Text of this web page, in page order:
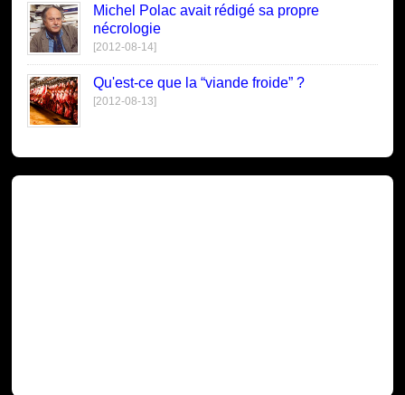
Michel Polac avait rédigé sa propre
nécrologie
[2012-08-14]
Qu'est-ce que la “viande froide” ?
[2012-08-13]